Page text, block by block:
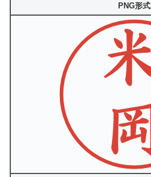
PNG形式